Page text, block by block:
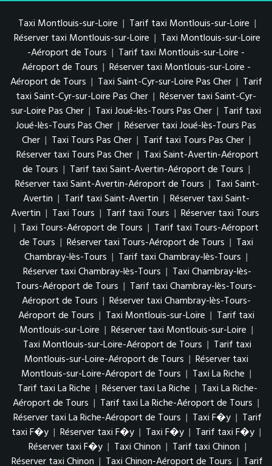
Taxi Montlouis-sur-Loire | Tarif taxi Montlouis-sur-Loire |
Réserver taxi Montlouis-sur-Loire | Taxi Montlouis-sur-Loire
-Aéroport de Tours | Tarif taxi Montlouis-sur-Loire -
Aéroport de Tours | Réserver taxi Montlouis-sur-Loire -
Aéroport de Tours | Taxi Saint-Cyr-sur-Loire Pas Cher | Tarif
taxi Saint-Cyr-sur-Loire Pas Cher | Réserver taxi Saint-Cyr-
sur-Loire Pas Cher | Taxi Joué-lès-Tours Pas Cher | Tarif taxi
Joué-lès-Tours Pas Cher | Réserver taxi Joué-lès-Tours Pas
Cher | Taxi Tours Pas Cher | Tarif taxi Tours Pas Cher |
Réserver taxi Tours Pas Cher | Taxi Saint-Avertin-Aéroport
de Tours | Tarif taxi Saint-Avertin-Aéroport de Tours |
Réserver taxi Saint-Avertin-Aéroport de Tours | Taxi Saint-
Avertin | Tarif taxi Saint-Avertin | Réserver taxi Saint-
Avertin | Taxi Tours | Tarif taxi Tours | Réserver taxi Tours
| Taxi Tours-Aéroport de Tours | Tarif taxi Tours-Aéroport
de Tours | Réserver taxi Tours-Aéroport de Tours | Taxi
Chambray-lès-Tours | Tarif taxi Chambray-lès-Tours |
Réserver taxi Chambray-lès-Tours | Taxi Chambray-lès-
Tours-Aéroport de Tours | Tarif taxi Chambray-lès-Tours-
Aéroport de Tours | Réserver taxi Chambray-lès-Tours-
Aéroport de Tours | Taxi Montlouis-sur-Loire | Tarif taxi
Montlouis-sur-Loire | Réserver taxi Montlouis-sur-Loire |
Taxi Montlouis-sur-Loire-Aéroport de Tours | Tarif taxi
Montlouis-sur-Loire-Aéroport de Tours | Réserver taxi
Montlouis-sur-Loire-Aéroport de Tours | Taxi La Riche |
Tarif taxi La Riche | Réserver taxi La Riche | Taxi La Riche-
Aéroport de Tours | Tarif taxi La Riche-Aéroport de Tours |
Réserver taxi La Riche-Aéroport de Tours | Taxi F�y | Tarif
taxi F�y | Réserver taxi F�y | Taxi F�y | Tarif taxi F�y |
Réserver taxi F�y | Taxi Chinon | Tarif taxi Chinon |
Réserver taxi Chinon | Taxi Chinon-Aéroport de Tours | Tarif